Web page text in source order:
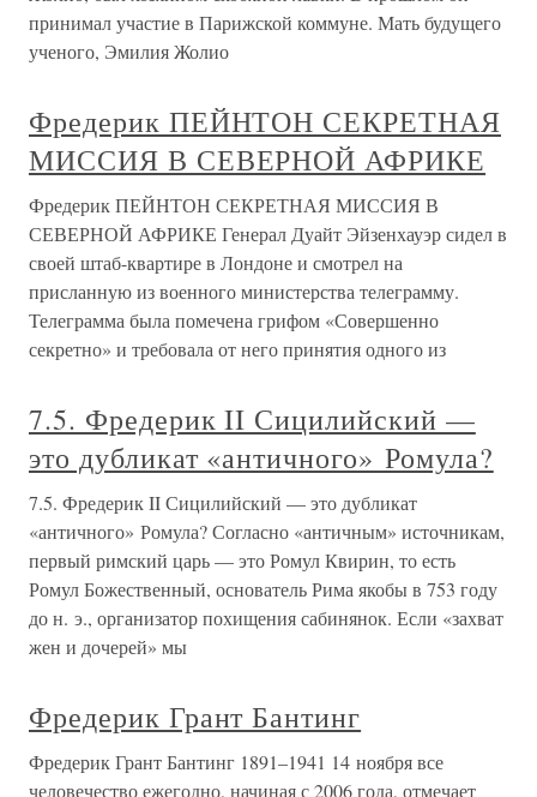
принимал участие в Парижской коммуне. Мать будущего
ученого, Эмилия Жолио
Фредерик ПЕЙНТОН СЕКРЕТНАЯ
МИССИЯ В СЕВЕРНОЙ АФРИКЕ
Фредерик ПЕЙНТОН СЕКРЕТНАЯ МИССИЯ В
СЕВЕРНОЙ АФРИКЕ Генерал Дуайт Эйзенхауэр сидел в
своей штаб-квартире в Лондоне и смотрел на
присланную из военного министерства телеграмму.
Телеграмма была помечена грифом «Совершенно
секретно» и требовала от него принятия одного из
7.5. Фредерик II Сицилийский —
это дубликат «античного» Ромула?
7.5. Фредерик II Сицилийский — это дубликат
«античного» Ромула? Согласно «античным» источникам,
первый римский царь — это Ромул Квирин, то есть
Ромул Божественный, основатель Рима якобы в 753 году
до н. э., организатор похищения сабинянок. Если «захват
жен и дочерей» мы
Фредерик Грант Бантинг
Фредерик Грант Бантинг 1891–1941 14 ноября все
человечество ежегодно, начиная с 2006 года, отмечает